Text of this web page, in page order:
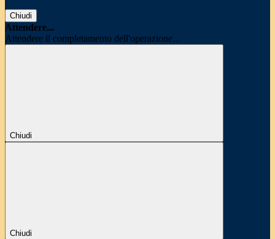
Chiudi
Attendere...
Attendere il completamento dell'operazione...
Chiudi
Chiudi